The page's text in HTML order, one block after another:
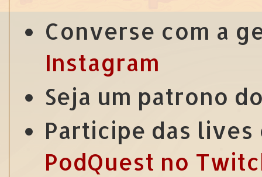
Converse com a
Instagram
Seja um patrono
Participe das
PodQuest no